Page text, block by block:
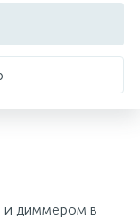
и диммером в